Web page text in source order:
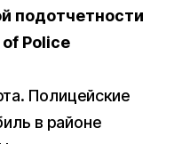
подотчетности
Police
Полицейские
в районе